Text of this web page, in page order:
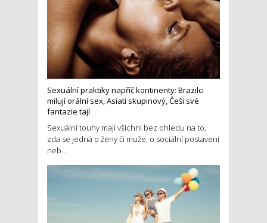
Sexuální praktiky napříč kontinenty: Brazilci
milují orální sex, Asiati skupinový, Češi své
fantazie tají
Sexuální touhy mají všichni bez ohledu na to,
zda se jedná o ženy či muže, o sociální postavení
neb...